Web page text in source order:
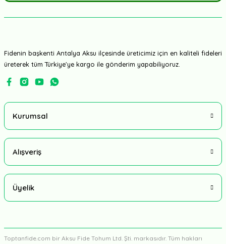
4,25 TL
Fidenin başkenti Antalya Aksu ilçesinde üreticimiz için en kaliteli fideleri
üreterek tüm Türkiye'ye kargo ile gönderim yapabiliyoruz.
Kurumsal
Alışveriş
Üyelik
Toptanfide.com bir Aksu Fide Tohum Ltd. Şti. markasıdır. Tüm hakları